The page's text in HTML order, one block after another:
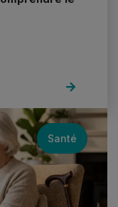
Santé